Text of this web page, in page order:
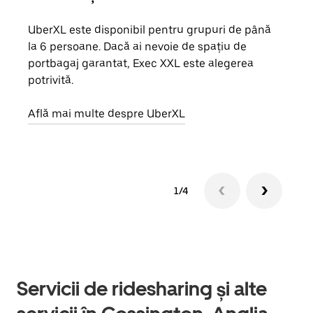
UberXL este disponibil pentru grupuri de până
la 6 persoane. Dacă ai nevoie de spațiu de
portbagaj garantat, Exec XXL este alegerea
potrivită.
Află mai multe despre UberXL
1/4
Servicii de ridesharing și alte